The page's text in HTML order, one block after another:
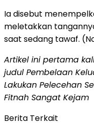
Ia disebut
meletakkan
saat sedang tawaf.
Artikel ini pertama
judul Pembelaan
Lakukan Pelecehan
Fitnah Sangat Kejam
Berita Terkait